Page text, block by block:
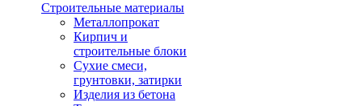
Строительные материалы
Металлопрокат
Кирпич и
строительные блоки
Сухие смеси,
грунтовки, затирки
Изделия из бетона